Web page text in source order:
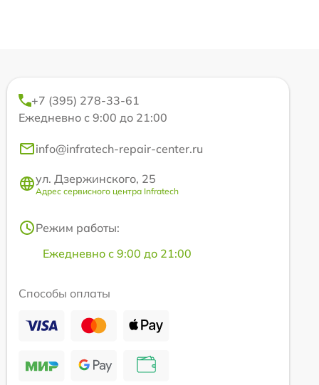
+7 (395) 278-33-61
Ежедневно с 9:00 до 21:00
info@infratech-repair-center.ru
ул. Дзержинского, 25
Адрес сервисного центра Infratech
Режим работы:
Ежедневно с 9:00 до 21:00
Способы оплаты